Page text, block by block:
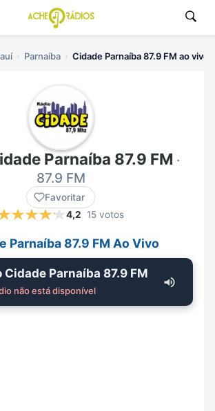
Parnaíba Cidade Parnaíba 87.9 FM ao vivo
Parnaíba 87.9 FM ·
87.9 FM
Favoritar
4,2
15 votos
Parnaíba 87.9 FM Ao Vivo
Cidade Parnaíba 87.9 FM
não está disponível